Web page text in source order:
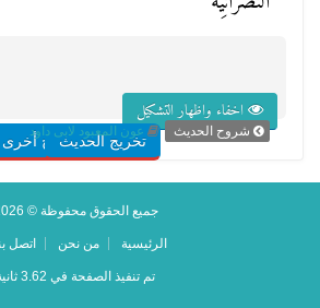
اخفاء واظهار التشكيل
تخريج الحديثشروح أخرى
شروح الحديث عون المعبود لابى داود
جميع الحقوق محفوظة © 2026
الرئيسية من نحن اتصل
تم تنفيذ الصفحة في 3.62 ثانية